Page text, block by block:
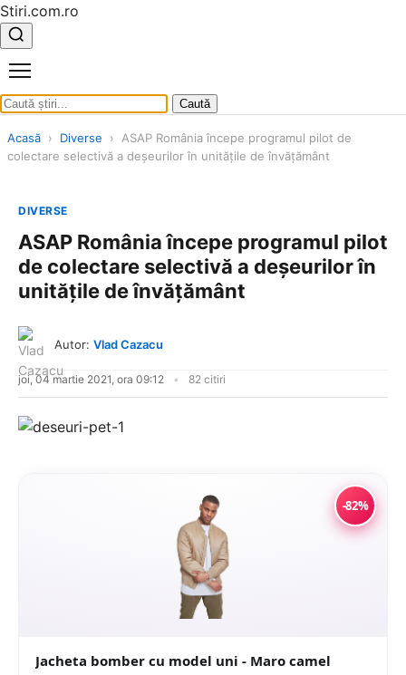
Stiri.com.ro
Caută
Acasă › Diverse ›
ASAP România începe programul pilot de
colectare selectivă a deşeurilor în unităţile de învăţământ
DIVERSE
ASAP România începe programul pilot
de colectare selectivă a deşeurilor în
unităţile de învăţământ
Autor: Vlad Cazacu
joi, 04 martie 2021, ora 09:12 82 citiri
-82%
Jacheta bomber cu model uni - Maro camel